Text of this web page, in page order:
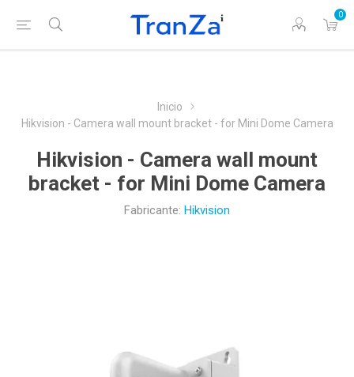
0
Inicio
Hikvision - Camera wall mount bracket - for Mini Dome Camera
Hikvision - Camera wall mount
bracket - for Mini Dome Camera
Fabricante: Hikvision